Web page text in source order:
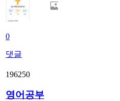
0
댓글
196250
영어공부